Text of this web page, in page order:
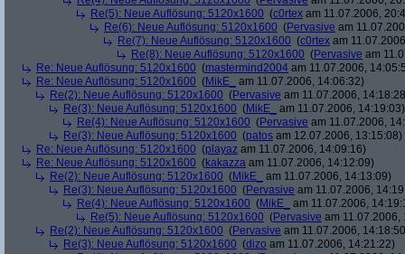
Re(5): Neue Auflösung: 5120x1600 (c0rtex am 11.07.2006,
Re(6): Neue Auflösung: 5120x1600 (Pervasive am
Re(7): Neue Auflösung: 5120x1600 (c0rtex am
Re(8): Neue Auflösung: 5120x1600 (Pervasive am
Re: Neue Auflösung: 5120x1600 (mastermind2004 am 11.07.2006,
Re: Neue Auflösung: 5120x1600 (MikE_
am 11.07.2006, 14:06:32)
Re(2): Neue Auflösung: 5120x1600 (Pervasive am 11.07.2006,
Re(3): Neue Auflösung: 5120x1600 (MikE_
am 11.07.2006, 14:19:03)
Re(4): Neue Auflösung: 5120x1600 (Pervasive am 11.07.2006,
Re(3): Neue Auflösung: 5120x1600 (patos am 12.07.2006, 13:15:08)
Re: Neue Auflösung: 5120x1600 (playaz am 11.07.2006, 14:09:16)
Re: Neue Auflösung: 5120x1600 (kakazza am 11.07.2006, 14:12:09)
Re(2): Neue Auflösung: 5120x1600 (MikE_
am 11.07.2006, 14:13:09)
Re(3): Neue Auflösung: 5120x1600 (Pervasive am 11.07.2006,
Re(4): Neue Auflösung: 5120x1600 (MikE_
am 11.07.2006,
Re(5): Neue Auflösung: 5120x1600 (Pervasive am 11.07.2006,
Re(2): Neue Auflösung: 5120x1600 (Pervasive am 11.07.2006,
Re(3): Neue Auflösung: 5120x1600 (dizo am 11.07.2006, 14:21:22)